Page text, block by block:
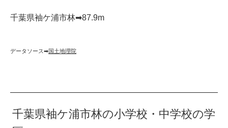
千葉県袖ケ浦市林➡︎87.9m
データソース➡︎国土地理院
千葉県袖ケ浦市林の小学校・中学校の学